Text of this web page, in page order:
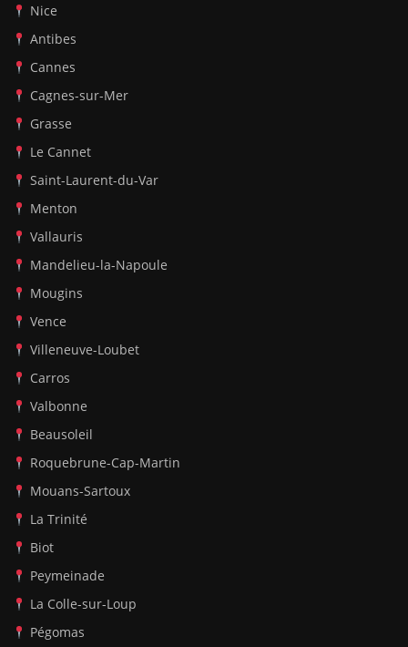
Nice
Antibes
Cannes
Cagnes-sur-Mer
Grasse
Le Cannet
Saint-Laurent-du-Var
Menton
Vallauris
Mandelieu-la-Napoule
Mougins
Vence
Villeneuve-Loubet
Carros
Valbonne
Beausoleil
Roquebrune-Cap-Martin
Mouans-Sartoux
La Trinité
Biot
Peymeinade
La Colle-sur-Loup
Pégomas